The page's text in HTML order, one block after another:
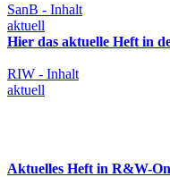
SanB - Inhalt
aktuell
Hier das aktuelle Heft in
RIW - Inhalt
aktuell
Aktuelles Heft in R&W-